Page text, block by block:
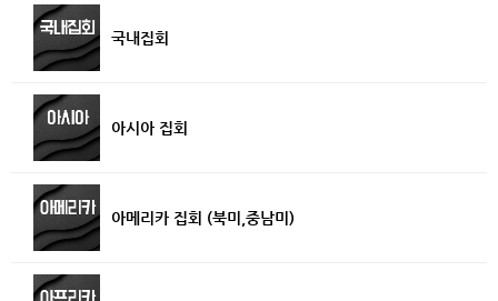
국내집회
아시아 집회
아메리카 집회 (북미,중남미)